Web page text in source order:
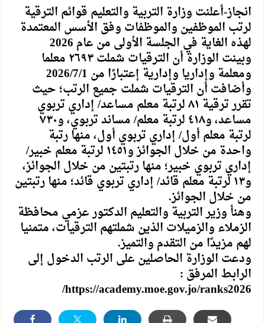
القاضي محمود أحمد فريحات.. مبارك ومزيدا من التوفيق
انجاز-أعلنت وزارة التربية والتعليم قوائم الترقية
لرتب الموظفين والموظفات وفق الأسس المعتمدة
لهذه الغاية في الجلسة الأولى من عام 2026
وبينت الوزارة أن الترقيات شملت ٢٦٩٣ معلما
ومعلمة وإداريا وإدارية إعتبارًا من 2026/7/1
وأضافت أن الترقيات شملت جميع الرتب؛ حيث
تقرر ترقية ٨١ لرتبة معلم مساعد/ إداري تربوي
مساعد، و٤١٨ لرتبة معلم/ مساند تربوي، و٧٣٠
لرتبة معلم أول/ إداري تربوي أول، منها رتبة
واحدة من خلال الجوائز و١٤٥١ لرتبة معلم خبير/
إداري تربوي خبير؛ منها رتبتين من خلال الجوائز،
و١٣ لرتبة معلم قائد/ إداري تربوي قائد؛ منها رتبتين
من خلال الجوائز.
وهنأ وزير التربية والتعليم الدكتور عزمي محافظة
الزملاء والزميلات الذين شملتهم الترقيات، متمنيا
لهم مزيدًا من التقدم والتميز.
ودعت الوزارة الحاصلين على الرتب الدخول إلى
الرابط المرفق :
https://academy.moe.gov.jo/ranks2026/